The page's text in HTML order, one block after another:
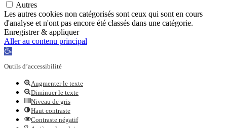
Autres
Les autres cookies non catégorisés sont ceux qui sont en cours
d'analyse et n'ont pas encore été classés dans une catégorie.
Enregistrer & appliquer
Aller au contenu principal
Ouvrir
barre
Outils d’accessibilité
Augmenter le texte
Diminuer le texte
Niveau de gris
Haut contraste
Contraste négatif